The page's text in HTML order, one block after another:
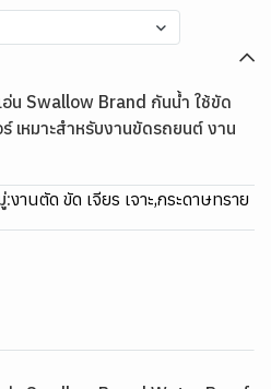
น Swallow Brand กันน้ำ ใช้ขัด
เหมาะสำหรับงานขัดรถยนต์ งาน
:งานตัด ขัด เจียร เจาะ,กระดาษทราย